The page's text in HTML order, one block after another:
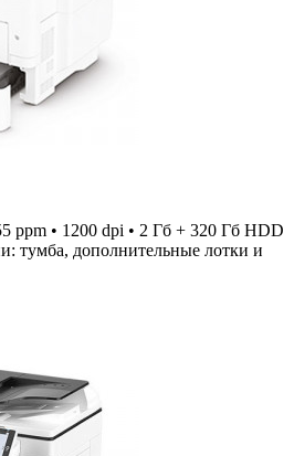
• 1200 dpi • 2 Гб + 320 Гб HDD
тумба, дополнительные лотки и